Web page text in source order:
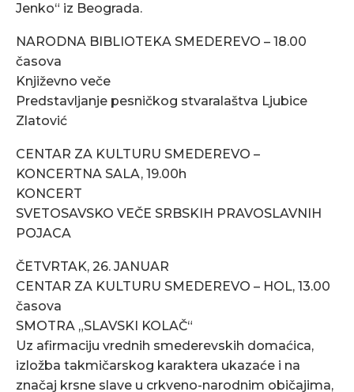
Jenko“ iz Beograda.
NARODNA BIBLIOTEKA SMEDEREVO – 18.00
časova
Književno veče
Predstavljanje pesničkog stvaralaštva Ljubice
Zlatović
CENTAR ZA KULTURU SMEDEREVO –
KONCERTNA SALA, 19.00h
KONCERT
SVETOSAVSKO VEČE SRBSKIH PRAVOSLAVNIH
POJACA
ČETVRTAK, 26. JANUAR
CENTAR ZA KULTURU SMEDEREVO – HOL, 13.00
časova
SMOTRA „SLAVSKI KOLAČ“
Uz afirmaciju vrednih smederevskih domaćica,
izložba takmičarskog karaktera ukazaće i na
značaj krsne slave u crkveno-narodnim običajima,